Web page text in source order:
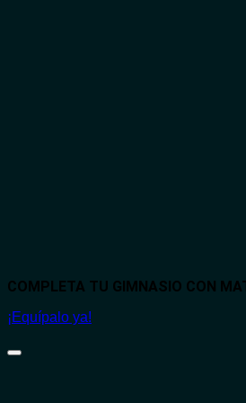
COMPLETA TU GIMNASIO CON
¡Equípalo ya!